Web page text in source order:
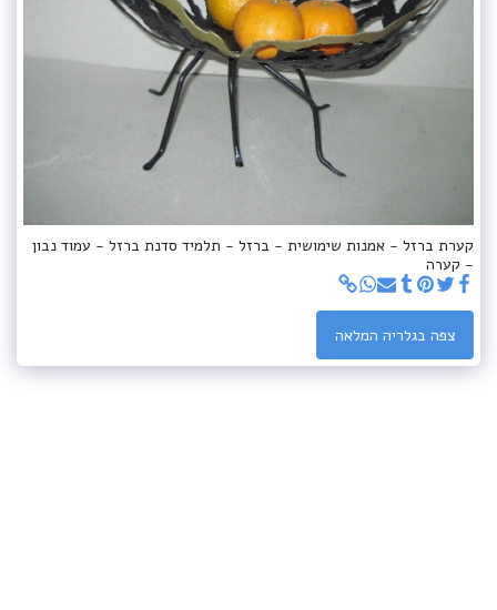
קערת ברזל - אמנות שימושית - ברזל - תלמיד סדנת ברזל - עמוד נבון
- קערה
צפה בגלריה המלאה